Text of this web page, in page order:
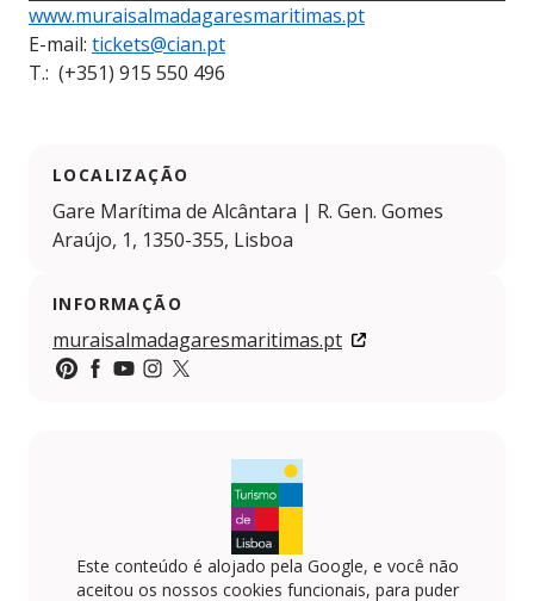
www.muraisalmadagaresmaritimas.pt
E-mail: tickets@cian.pt
T.: (+351) 915 550 496
LOCALIZAÇÃO
Gare Marítima de Alcântara | R. Gen. Gomes
Araújo, 1, 1350-355, Lisboa
INFORMAÇÃO
muraisalmadagaresmaritimas.pt
Este conteúdo é alojado pela Google, e você não
aceitou os nossos cookies funcionais, para puder